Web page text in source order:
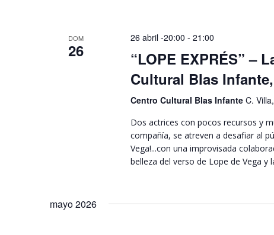
DOM
26
26 abril -20:00 - 21:00
“LOPE EXPRÉS” –
Cultural Blas
Centro Cultural Blas Infante C.
Dos actrices con pocos recursos y
compañía, se atreven a desafiar al
Vega!...con una improvisada
belleza del verso de Lope de Vega
mayo 2026